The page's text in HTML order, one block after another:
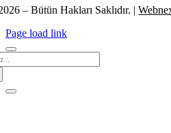
– Bütün Hakları Saklıdır. |
Page load link